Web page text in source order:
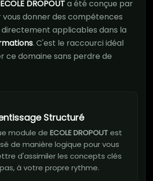
ECOLE DROPOUTa été conçue par
vous donner des compétences
applicables dans la
. C'est le raccourci idéal
ce domaine sans perdre de
Structuré
module de ECOLE DROPOUTest
de manière logique pour vous
d'assimiler les concepts clés
à votre propre rythme.